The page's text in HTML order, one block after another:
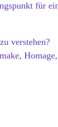
für
verstehen?